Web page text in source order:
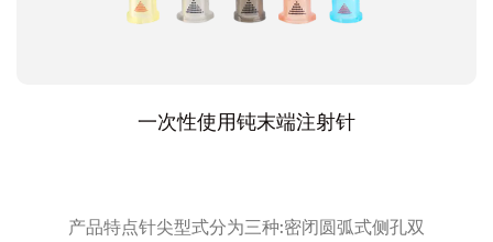
一次性使用钝末端注射针
产品特点针尖型式分为三种:密闭圆弧式侧孔双